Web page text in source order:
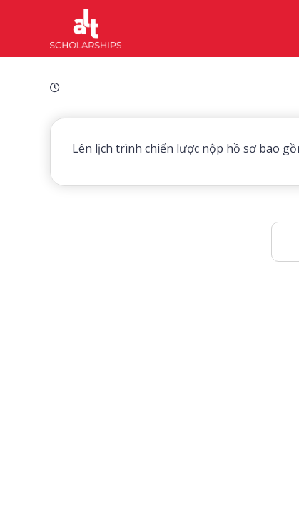
Lên lịch trình chiến lược nộp hồ sơ bao